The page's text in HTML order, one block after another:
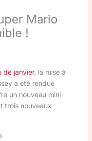
Mario
!
de janvier, la mise à
a été rendue
un nouveau mini-
trois nouveaux